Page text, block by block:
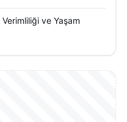
ve Yaşam